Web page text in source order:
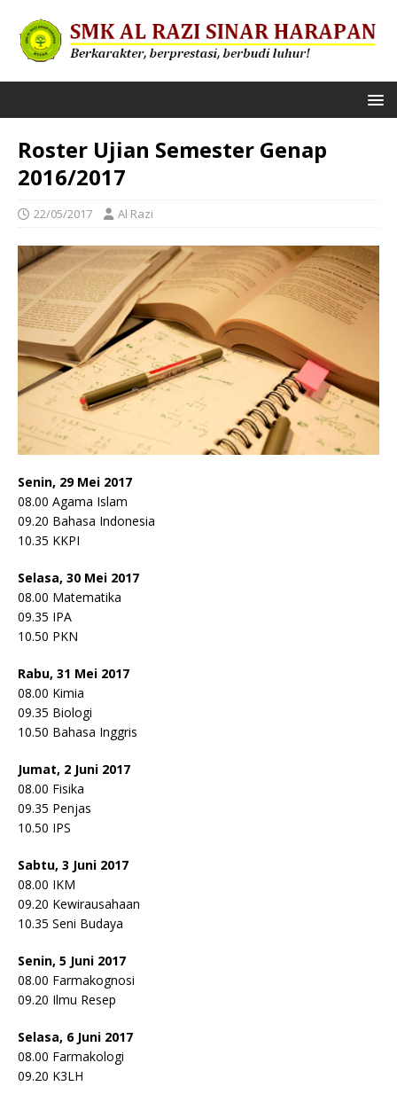
Roster Ujian Semester Genap
2016/2017
22/05/2017 Al Razi
Senin, 29 Mei 2017
08.00 Agama Islam
09.20 Bahasa Indonesia
10.35 KKPI
Selasa, 30 Mei 2017
08.00 Matematika
09.35 IPA
10.50 PKN
Rabu, 31 Mei 2017
08.00 Kimia
09.35 Biologi
10.50 Bahasa Inggris
Jumat, 2 Juni 2017
08.00 Fisika
09.35 Penjas
10.50 IPS
Sabtu, 3 Juni 2017
08.00 IKM
09.20 Kewirausahaan
10.35 Seni Budaya
Senin, 5 Juni 2017
08.00 Farmakognosi
09.20 Ilmu Resep
Selasa, 6 Juni 2017
08.00 Farmakologi
09.20 K3LH